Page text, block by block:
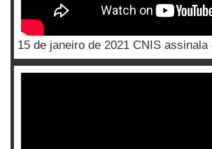
15 de janeiro de 2021 CNIS assinala